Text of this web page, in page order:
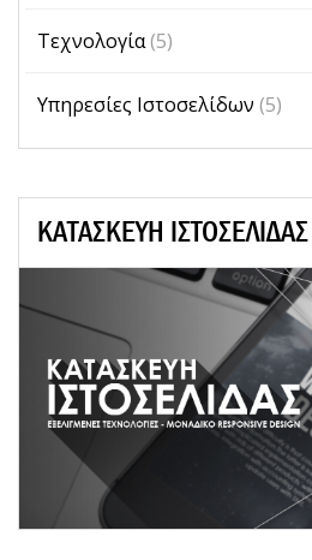
Τεχνολογία(5)
Υπηρεσίες Ιστοσελίδων (5)
ΚΑΤΑΣΚΕΥΗ ΙΣΤΟΣΕΛΙΔΑΣ